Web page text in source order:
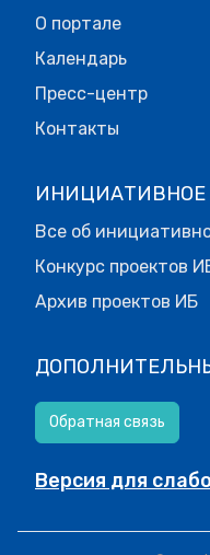
О портале
Календарь
Пресс-центр
Контакты
Все об
Конкурс проектов
Архив проектов ИБ
Обратная связь
Версия для